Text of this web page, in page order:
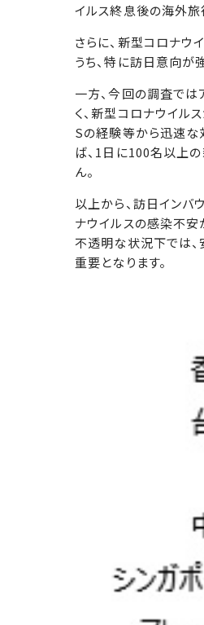
イルス終息後の海外旅
さらに、新型コロナウ
うち、特に訪日意向が
一方、今回の調査では
く、新型コロナウイル
Sの経験等から迅速な
ば、1日に100名以上
ん。
以上から、訪日インバ
ナウイルスの感染不
不透明な状況下では、
重要となります。